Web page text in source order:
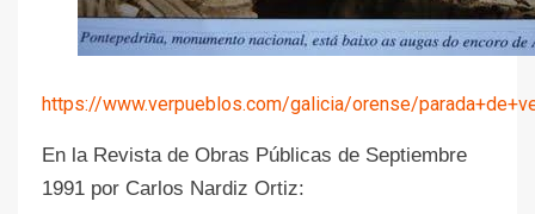
https://www.verpueblos.com/galicia/orense/
En la Revista de Obras Públicas de Septiembre
1991 por Carlos Nardiz Ortiz: